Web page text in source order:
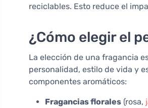
reciclables. Esto reduce el
¿Cómo elegir el
La elección de una fragancia
personalidad, estilo de vida y
componentes aromáticos:
Fragancias florales (rosa,